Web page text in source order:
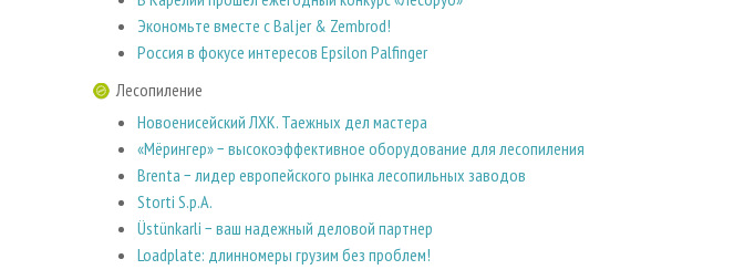
Экономьте вместе с Baljer & Zembrod!
Россия в фокусе интересов Epsilon Palfinger
Лесопиление
Новоенисейский ЛХК. Таежных дел мастера
«Мёрингер» − высокоэффективное оборудование для лесопиления
Brenta − лидер европейского рынка лесопильных заводов
Storti S.p.A.
Üstünkarli − ваш надежный деловой партнер
Loadplate: длинномеры грузим без проблем!